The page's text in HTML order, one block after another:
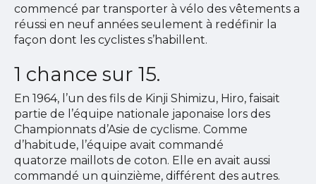
commencé par transporter à vélo des vêtements a
réussi en neuf années seulement à redéfinir la
façon dont les cyclistes s’habillent.
1 chance sur 15.
En 1964, l’un des fils de Kinji Shimizu, Hiro, faisait
partie de l’équipe nationale japonaise lors des
Championnats d’Asie de cyclisme. Comme
d’habitude, l’équipe avait commandé
quatorze maillots de coton. Elle en avait aussi
commandé un quinzième, différent des autres.